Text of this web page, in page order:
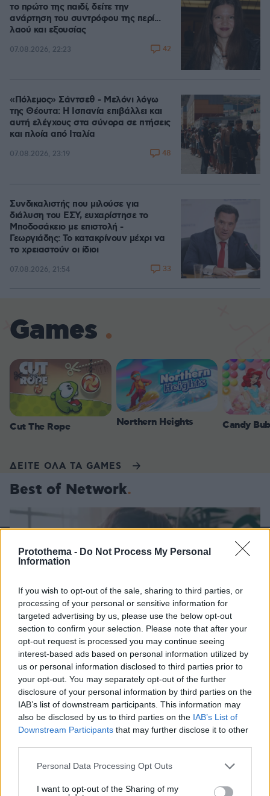
Protothema - Do Not Process My Personal
Information
If you wish to opt-out of the sale, sharing to third parties, or
processing of your personal or sensitive information for
targeted advertising by us, please use the below opt-out
section to confirm your selection. Please note that after your
opt-out request is processed you may continue seeing
interest-based ads based on personal information utilized by
us or personal information disclosed to third parties prior to
your opt-out. You may separately opt-out of the further
disclosure of your personal information by third parties on the
IAB’s list of downstream participants. This information may
also be disclosed by us to third parties on the IAB’s List of
Downstream Participants that may further disclose it to other
Please note that this website/app uses one or more Google
not limited to your visit or usage behaviour. You may click to
Personal Data Processing Opt Outs
I want to opt-out of the Sharing of my
το πρώτο της παιδί, δείτε την
ανάρτηση του συντρόφου της περί...
λαού και εξουσίας
07.08.2026, 22:23 42
«Πόλεμος» Σάντσεθ - Μελόνι λόγω
της Θέουτα: Η Ισπανία επιβάλλει και
αυτή ελέγχους στα σύνορα σε πτήσεις
και πλοία από Ιταλία
07.08.2026, 23:19 48
Συνδικαλιστής που μιλούσε για
διάλυση του ΕΣΥ, ευχαρίστησε το
Μποδοσάκειο με επιστολή -
Γεωργιάδης: Το κατακρίνουν μέχρι να
το χρειαστούν οι ίδιοι
07.08.2026, 21:54 33
Games
Cut The Rope Northern Heights Candy
ΔΕΙΤΕ ΟΛΑ ΤΑ GAMES
Best of Network
Καρκίνος παχέος εντέρου: Το απλό τεστ που
07.08.2026, 18:31